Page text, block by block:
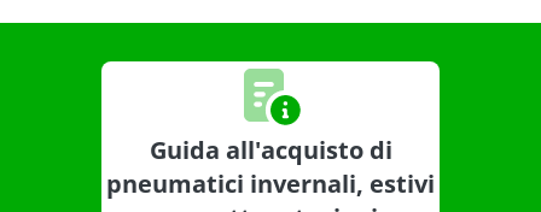
Guida all'acquisto di
pneumatici invernali, estivi